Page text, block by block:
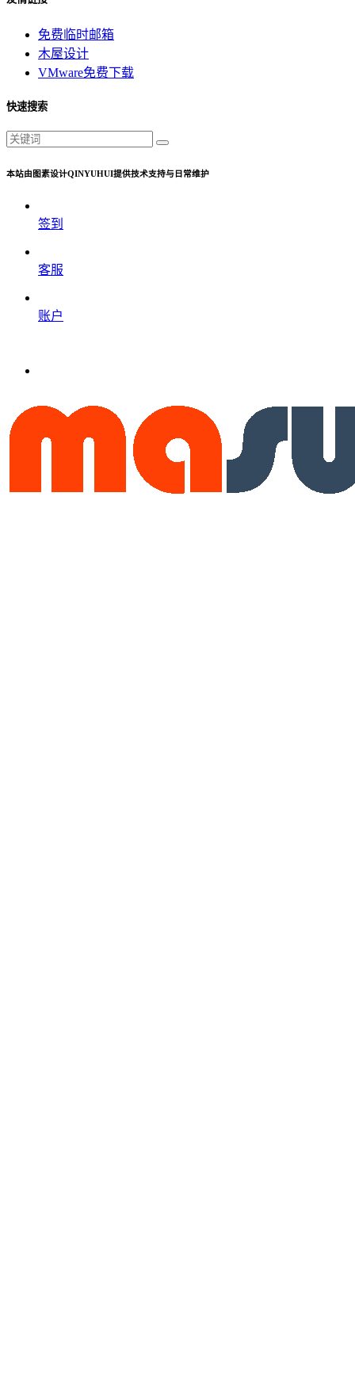
免费临时邮箱
木屋设计
VMware免费下载
快速搜索
本站由图素设计QINYUHUI提供技术支持与日常维护
签到
客服
账户